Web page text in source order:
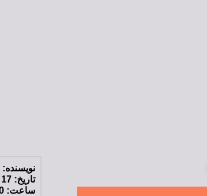
نویسنده:
تاریخ: 17 اردیبهشت 1402
ساعت: